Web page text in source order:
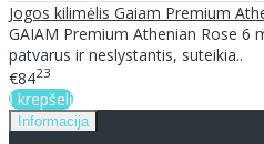
Jogos kilimėlis Gaiam Premium
GAIAM Premium Athenian Rose 6
patvarus ir neslystantis, suteikia..
€8423
Į krepšelį
Informacija